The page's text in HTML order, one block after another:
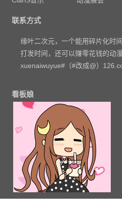
联系方式
缘叶二次元，一个能用碎片化时
打发时间，还可以赚零花钱的动
xuenaiwuyue#（#改成@）
看板娘